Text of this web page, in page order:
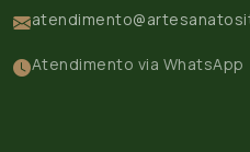
Atendimento via WhatsApp